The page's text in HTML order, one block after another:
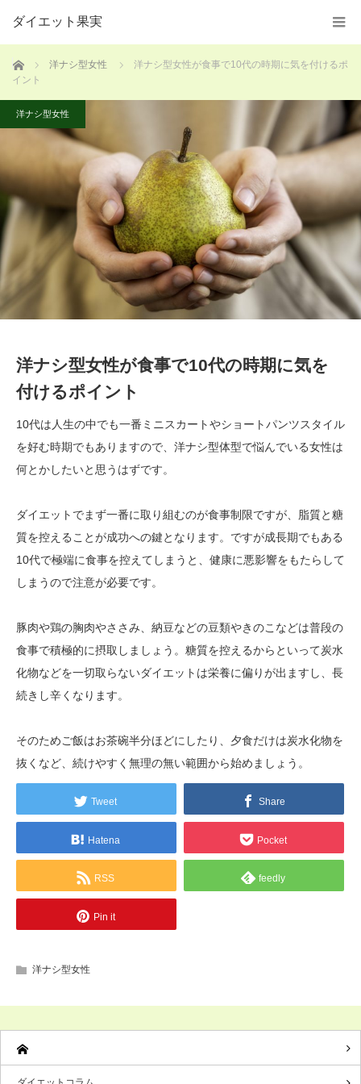
ダイエット果実
ホーム 洋ナシ型女性
洋ナシ型女性が食事で10代の時期に気を付けるポ
イント
洋ナシ型女性
洋ナシ型女性が食事で10代の時期に気を
付けるポイント
10代は人生の中でも一番ミニスカートやショートパンツスタイル
を好む時期でもありますので、洋ナシ型体型で悩んでいる女性は
何とかしたいと思うはずです。
ダイエットでまず一番に取り組むのが食事制限ですが、脂質と糖
質を控えることが成功への鍵となります。ですが成長期でもある
10代で極端に食事を控えてしまうと、健康に悪影響をもたらして
しまうので注意が必要です。
豚肉や鶏の胸肉やささみ、納豆などの豆類やきのこなどは普段の
食事で積極的に摂取しましょう。糖質を控えるからといって炭水
化物などを一切取らないダイエットは栄養に偏りが出ますし、長
続きし辛くなります。
そのためご飯はお茶碗半分ほどにしたり、夕食だけは炭水化物を
抜くなど、続けやすく無理の無い範囲から始めましょう。
Tweet Share
Hatena Pocket
RSS feedly
Pin it
洋ナシ型女性